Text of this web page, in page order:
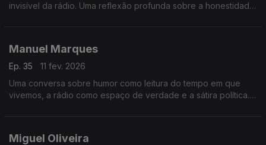
invisível da rádio. Uma reflexão profunda sobre a honestidade
Manuel Marques
Ep. 35
11 fev. 2026
Uma conversa sobre humor como leitura do tempo em que
vivemos, a rádio como espaço de verdade e a sátira política.
Miguel Oliveira